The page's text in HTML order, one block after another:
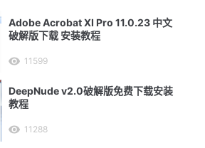
Adobe Acrobat XI Pro 11.0.23 中文
破解版下载 安装教程
11599
DeepNude v2.0破解版免费下载安装
教程
11288